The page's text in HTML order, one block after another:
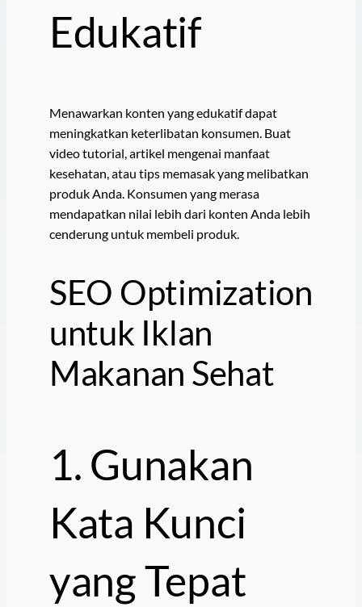
Edukatif
Menawarkan konten yang edukatif dapat
meningkatkan keterlibatan konsumen. Buat
video tutorial, artikel mengenai manfaat
kesehatan, atau tips memasak yang melibatkan
produk Anda. Konsumen yang merasa
mendapatkan nilai lebih dari konten Anda lebih
cenderung untuk membeli produk.
SEO Optimization
untuk Iklan
Makanan Sehat
1. Gunakan
Kata Kunci
yang Tepat